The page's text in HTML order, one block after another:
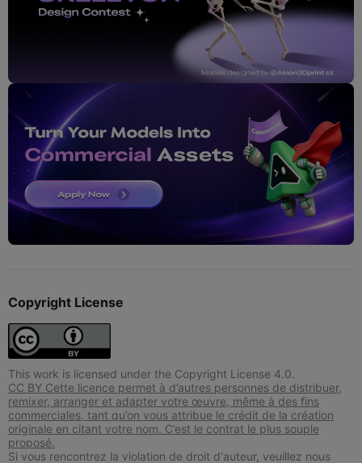
Copyright License
This work is licensed under the Copyright License 4.0.
CC BY Cette licence permet à d’autres personnes de distribuer,
remixer, arranger et adapter votre œuvre, même à des fins
commerciales, tant qu’on vous attribue le crédit de la création
originale en citant votre nom. C’est le contrat le plus souple
proposé.
Si vous rencontrez la violation de droit d'auteur, veuillez nous